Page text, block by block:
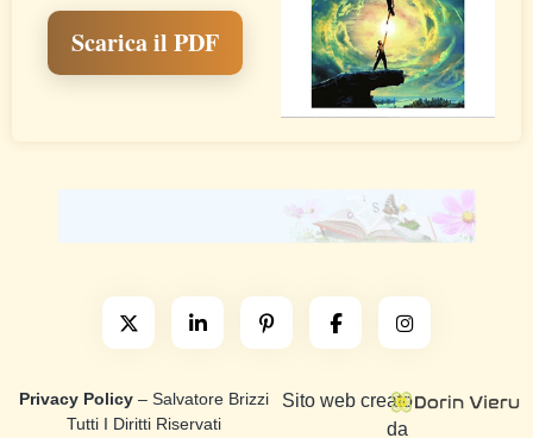
Scarica il PDF
Privacy Policy– Salvatore Brizzi
Tutti I Diritti Riservati
Sito web creato
da